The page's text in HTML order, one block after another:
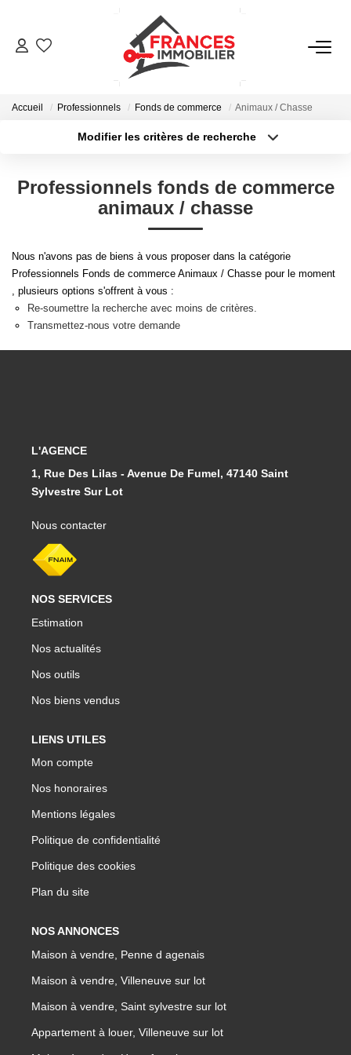
NOTRE AGENCE
CONTACT
Accueil Professionnels Fonds de commerce Animaux / Chasse
Modifier les critères de recherche
Type de bien
Surface min
Créer une alerte
Professionnels fonds de commerce
animaux / chasse
Nous n'avons pas de biens à vous proposer dans la catégorie
Professionnels Fonds de commerce Animaux / Chasse pour le moment
, plusieurs options s'offrent à vous :
Re-soumettre la recherche avec moins de critères.
Transmettez-nous votre demande
L'AGENCE
1, Rue Des Lilas - Avenue De Fumel, 47140 Saint
Sylvestre Sur Lot
Nous contacter
NOS SERVICES
Estimation
Nos actualités
Nos outils
Nos biens vendus
LIENS UTILES
Mon compte
Nos honoraires
Mentions légales
Politique de confidentialité
Politique des cookies
Plan du site
NOS ANNONCES
Maison à vendre, Penne d agenais
Maison à vendre, Villeneuve sur lot
Maison à vendre, Saint sylvestre sur lot
Appartement à louer, Villeneuve sur lot